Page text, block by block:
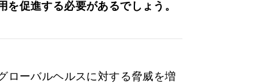
促進する必要があるでしょう。
ローバルヘルスに対する脅威を増